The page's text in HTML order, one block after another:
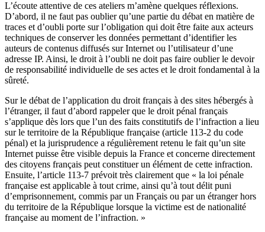
L’écoute attentive de ces ateliers m’amène quelques réflexions.
D’abord, il ne faut pas oublier qu’une partie du débat en matière de
traces et d’oubli porte sur l’obligation qui doit être faite aux acteurs
techniques de conserver les données permettant d’identifier les
auteurs de contenus diffusés sur Internet ou l’utilisateur d’une
adresse IP. Ainsi, le droit à l’oubli ne doit pas faire oublier le devoir
de responsabilité individuelle de ses actes et le droit fondamental à la
sûreté.
Sur le débat de l’application du droit français à des sites hébergés à
l’étranger, il faut d’abord rappeler que le droit pénal français
s’applique dès lors que l’un des faits constitutifs de l’infraction a lieu
sur le territoire de la République française (article 113-2 du code
pénal) et la jurisprudence a régulièrement retenu le fait qu’un site
Internet puisse être visible depuis la France et concerne directement
des citoyens français peut constituer un élément de cette infraction.
Ensuite, l’article 113-7 prévoit très clairement que « la loi pénale
française est applicable à tout crime, ainsi qu’à tout délit puni
d’emprisonnement, commis par un Français ou par un étranger hors
du territoire de la République lorsque la victime est de nationalité
française au moment de l’infraction. »